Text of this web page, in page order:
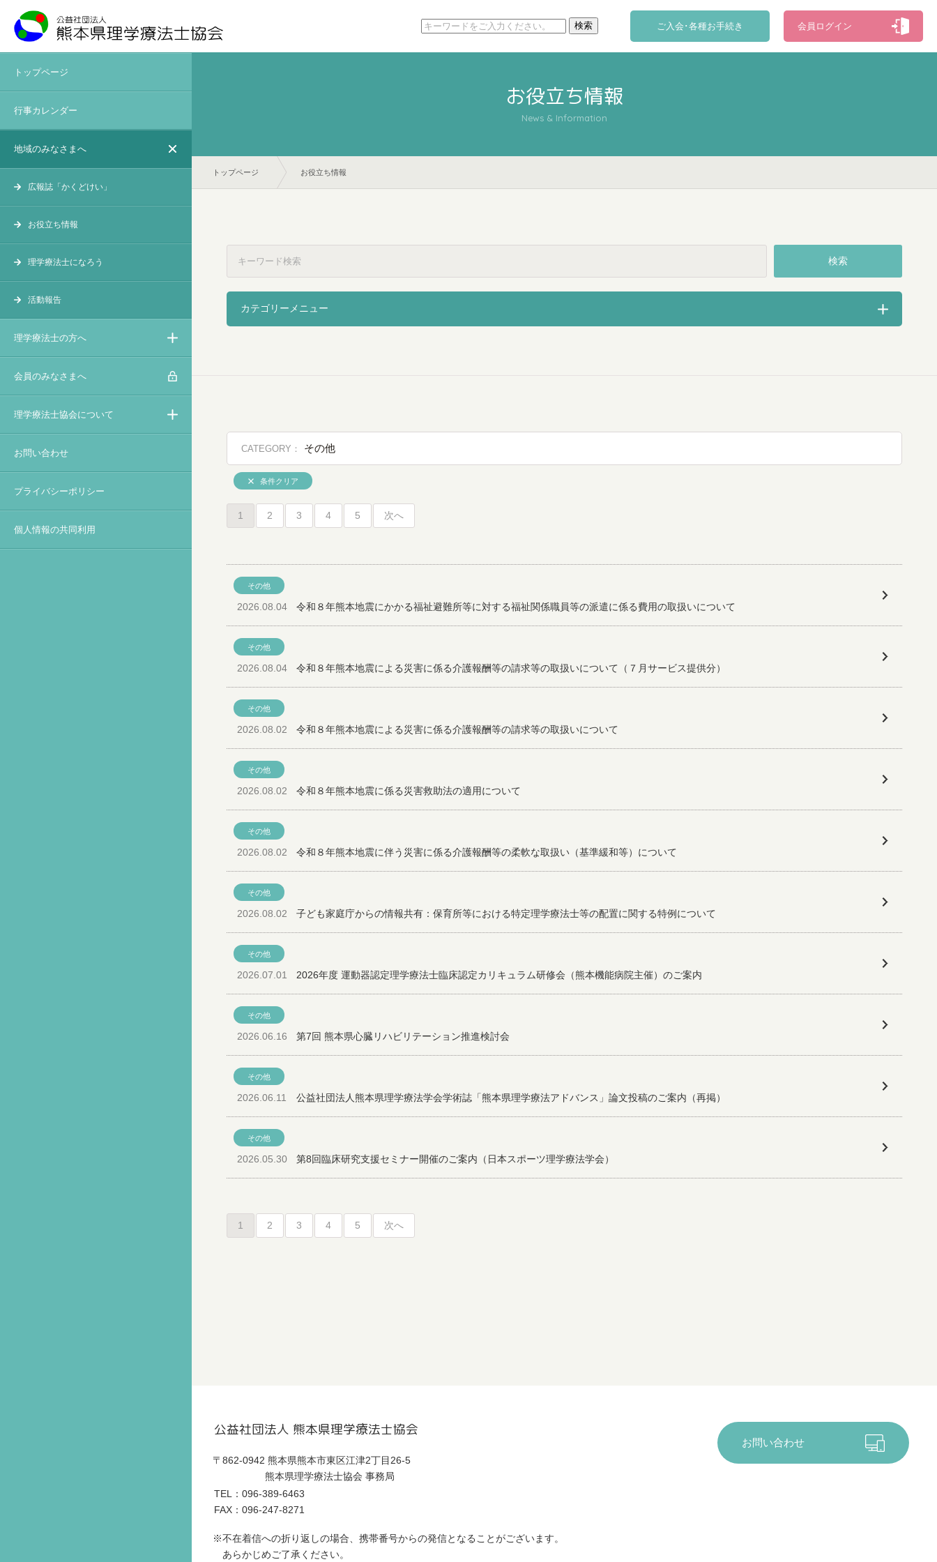
会員ログイン
ご入会･各種お手続き
トップページ
行事カレンダー
地域のみなさまへ
広報誌「かくどけい」
お役立ち情報
理学療法士になろう
活動報告
理学療法士の方へ
会員のみなさまへ
理学療法士協会について
お問い合わせ
プライバシーポリシー
個人情報の共同利用
お役立ち情報
News & Information
トップページ お役立ち情報
検索
カテゴリーメニュー
CATEGORY： その他
条件クリア
1 2 3 4 5 次へ
その他
2026.08.04 令和８年熊本地震にかかる福祉避難所等に対する福祉関係職員等の派遣に係る費用の取扱いについて
その他
2026.08.04 令和８年熊本地震による災害に係る介護報酬等の請求等の取扱いについて（７月サービス提供分）
その他
2026.08.02 令和８年熊本地震による災害に係る介護報酬等の請求等の取扱いについて
その他
2026.08.02 令和８年熊本地震に係る災害救助法の適用について
その他
2026.08.02 令和８年熊本地震に伴う災害に係る介護報酬等の柔軟な取扱い（基準緩和等）について
その他
2026.08.02 子ども家庭庁からの情報共有：保育所等における特定理学療法士等の配置に関する特例について
その他
2026.07.01 2026年度 運動器認定理学療法士臨床認定カリキュラム研修会（熊本機能病院主催）のご案内
その他
2026.06.16 第7回 熊本県心臓リハビリテーション推進検討会
その他
2026.06.11 公益社団法人熊本県理学療法学会学術誌「熊本県理学療法アドバンス」論文投稿のご案内（再掲）
その他
2026.05.30 第8回臨床研究支援セミナー開催のご案内（日本スポーツ理学療法学会）
1 2 3 4 5 次へ
公益社団法人 熊本県理学療法士協会
〒862-0942 熊本県熊本市東区江津2丁目26-5
熊本県理学療法士協会 事務局
TEL：096-389-6463
FAX：096-247-8271
※不在着信への折り返しの場合、携帯番号からの発信となることがございます。
あらかじめご了承ください。
お問い合わせ